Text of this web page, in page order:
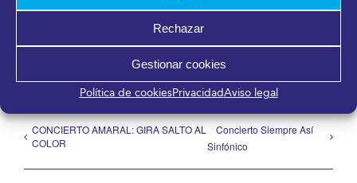
Rechazar
Gestionar cookies
Política de cookiesPrivacidadAviso legal
¡Comparte en tus redes sociales!
electrónico
CONCIERTO AMARAL: GIRA SALTO AL
COLOR
Concierto Siempre Así
Sinfónico